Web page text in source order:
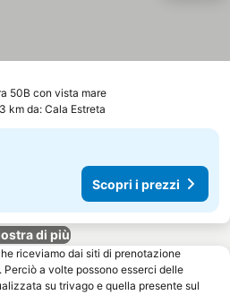
50B con vista mareScopri i prezzi
km da: Cala Estreta
Scopri i prezzi
di più
riceviamo dai siti di prenotazione
a volte possono esserci delle
su trivago e quella presente sul